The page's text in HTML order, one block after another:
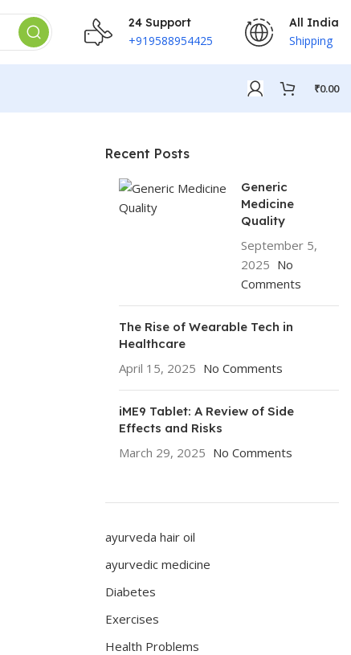
24 Support
+919588954425
All India
Shipping
₹0.00
Recent Posts
Generic
Medicine
Quality
September 5,
2025 No
Comments
The Rise of Wearable Tech in
Healthcare
April 15, 2025 No Comments
iME9 Tablet: A Review of Side
Effects and Risks
March 29, 2025 No Comments
ayurveda hair oil
ayurvedic medicine
Diabetes
Exercises
Health Problems